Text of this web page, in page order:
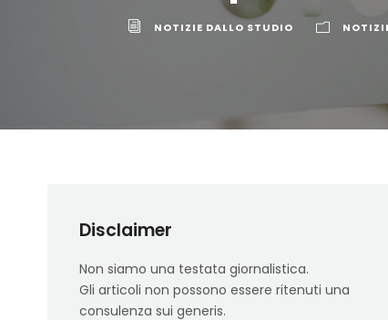
NOTIZIE DALLO STUDIO
Disclaimer
Non siamo una testata giornalistica.
Gli articoli non possono essere ritenuti una
consulenza sui generis.